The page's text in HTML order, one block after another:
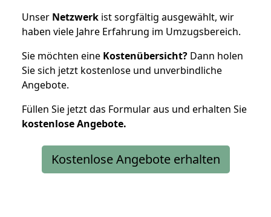
Unser Netzwerk ist sorgfältig ausgewählt, wir
haben viele Jahre Erfahrung im Umzugsbereich.
Sie möchten eine Kostenübersicht? Dann holen
Sie sich jetzt kostenlose und unverbindliche
Angebote.
Füllen Sie jetzt das Formular aus und erhalten Sie
kostenloseAngebote.
Kostenlose Angebote erhalten